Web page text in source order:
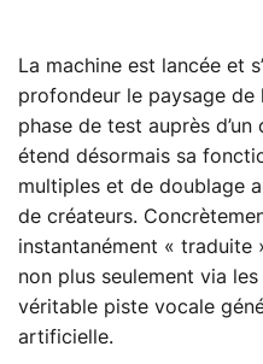
La machine est lancée et
profondeur le paysage de
phase de test auprès
étend désormais sa
multiples et de doublage
de créateurs.
instantanément « traduite
non plus seulement via
véritable piste vocale
artificielle.